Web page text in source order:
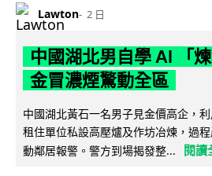
Lawton 2 日
中國湖北男自學 AI 「
金冒濃煙驚動全區
中國湖北黃石一名男子見金價高企，
租住單位私設高壓爐及作坊冶煉，過
動鄰居報警。警方到場揭發整...
閱讀